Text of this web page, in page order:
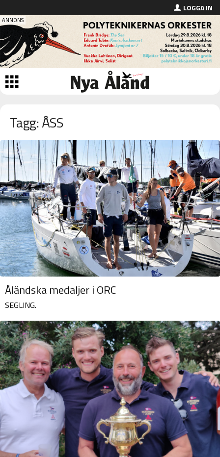
LOGGA IN
Tagg: ÅSS
Åländska medaljer i ORC
SEGLING.